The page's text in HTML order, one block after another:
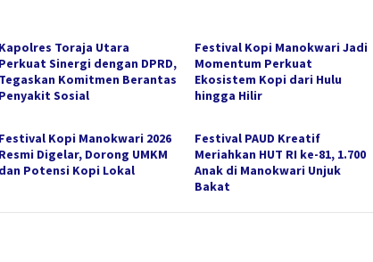
Kapolres Toraja Utara
Perkuat Sinergi dengan DPRD,
Tegaskan Komitmen Berantas
Penyakit Sosial
Festival Kopi Manokwari Jadi
Momentum Perkuat
Ekosistem Kopi dari Hulu
hingga Hilir
Festival Kopi Manokwari 2026
Resmi Digelar, Dorong UMKM
dan Potensi Kopi Lokal
Festival PAUD Kreatif
Meriahkan HUT RI ke-81, 1.700
Anak di Manokwari Unjuk
Bakat